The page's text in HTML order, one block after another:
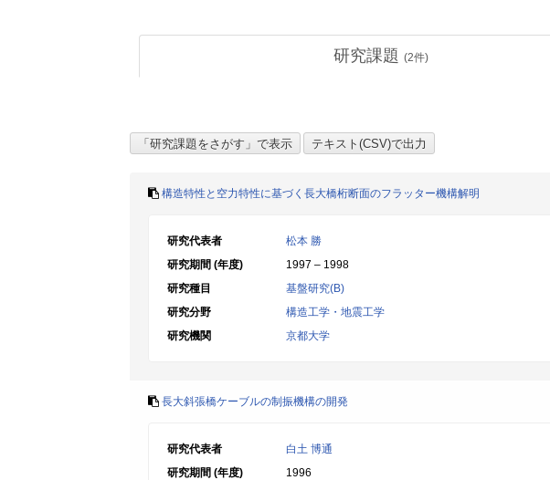
研究課題 (2件)
構造特性と空力特性に基づく長大橋桁断面のフラッター機構解明
研究代表者
松本 勝
研究期間 (年度)
1997 – 1998
研究種目
基盤研究(B)
研究分野
構造工学・地震工学
研究機関
京都大学
長大斜張橋ケーブルの制振機構の開発
研究代表者
白土 博通
研究期間 (年度)
1996